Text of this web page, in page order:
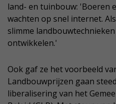
land- en tuinbouw: 'Boeren
wachten op snel internet.
slimme
ontwikkelen.'
Ook gaf ze het voorbeeld
Landbouwprijzen gaan
liberalisering van het